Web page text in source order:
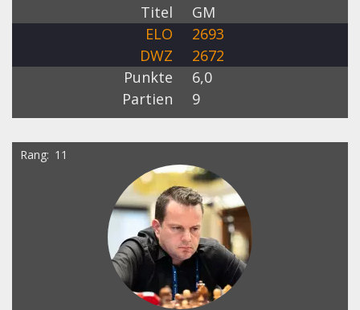
Titel
GM
ELO
2693
DWZ
2672
Punkte
6,0
Partien
9
Rang 11